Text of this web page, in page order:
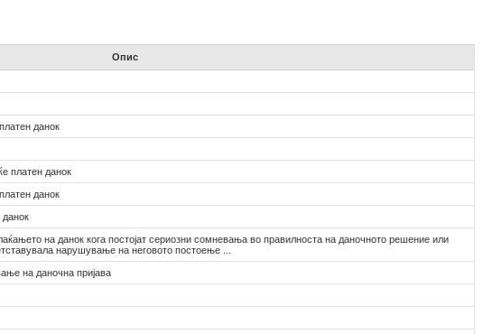
Опис
данок
платен данок
данок
на данок кога постојат сериозни сомневања во правилноста на даночното решение или
нарушување на неговото постоење ...
на даночна пријава